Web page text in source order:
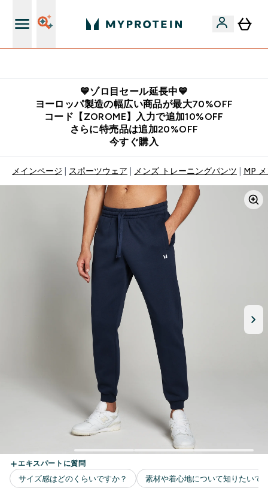
💙ゾロ目セール延長中💙
ヨーロッパ製造の幅広い商品が最大70%OFF
コード【ZOROME】入力で追加10%OFF
さらに特売品は追加20%OFF
今すぐ購入
メインページ スポーツウェア メンズ トレーニングパンツ MP